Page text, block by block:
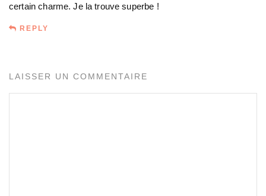
certain charme. Je la trouve superbe !
REPLY
LAISSER UN COMMENTAIRE